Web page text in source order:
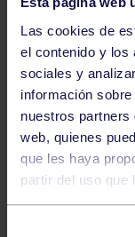
Las cookies de
el contenido y los
sociales y
información
nuestros
web, quienes
que les haya
partir del uso que
333